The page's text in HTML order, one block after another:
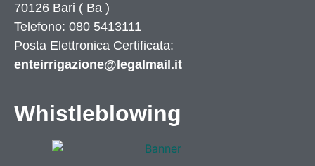
70126 Bari ( Ba )
Telefono: 080 5413111
Posta Elettronica Certificata:
enteirrigazione@legalmail.it
Whistleblowing